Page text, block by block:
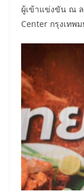
ผู้เข้าแข่งขัน ณ
Center กรุงเทพ